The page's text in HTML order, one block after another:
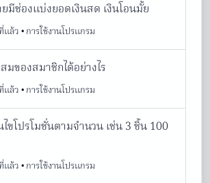
มีช่องแบ่งยอดเงินสด เงินโอนมั้ย
แล้ว•การใช้งานโปรแกรม
ของสมาชิกได้อย่างไร
แล้ว•การใช้งานโปรแกรม
ขโปรโมชั่นตามจำนวน เช่น 3 ชิ้น 100
แล้ว•การใช้งานโปรแกรม